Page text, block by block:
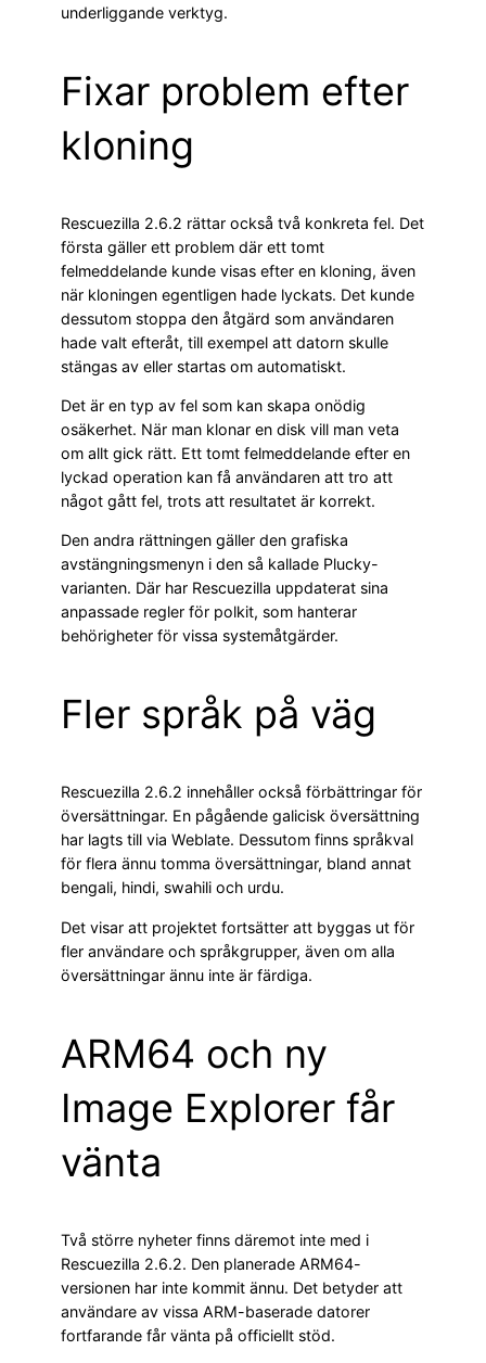
underliggande verktyg.
Fixar problem efter
kloning
Rescuezilla 2.6.2 rättar också två konkreta fel. Det
första gäller ett problem där ett tomt
felmeddelande kunde visas efter en kloning, även
när kloningen egentligen hade lyckats. Det kunde
dessutom stoppa den åtgärd som användaren
hade valt efteråt, till exempel att datorn skulle
stängas av eller startas om automatiskt.
Det är en typ av fel som kan skapa onödig
osäkerhet. När man klonar en disk vill man veta
om allt gick rätt. Ett tomt felmeddelande efter en
lyckad operation kan få användaren att tro att
något gått fel, trots att resultatet är korrekt.
Den andra rättningen gäller den grafiska
avstängningsmenyn i den så kallade Plucky-
varianten. Där har Rescuezilla uppdaterat sina
anpassade regler för polkit, som hanterar
behörigheter för vissa systemåtgärder.
Fler språk på väg
Rescuezilla 2.6.2 innehåller också förbättringar för
översättningar. En pågående galicisk översättning
har lagts till via Weblate. Dessutom finns språkval
för flera ännu tomma översättningar, bland annat
bengali, hindi, swahili och urdu.
Det visar att projektet fortsätter att byggas ut för
fler användare och språkgrupper, även om alla
översättningar ännu inte är färdiga.
ARM64 och ny
Image Explorer får
vänta
Två större nyheter finns däremot inte med i
Rescuezilla 2.6.2. Den planerade ARM64-
versionen har inte kommit ännu. Det betyder att
användare av vissa ARM-baserade datorer
fortfarande får vänta på officiellt stöd.